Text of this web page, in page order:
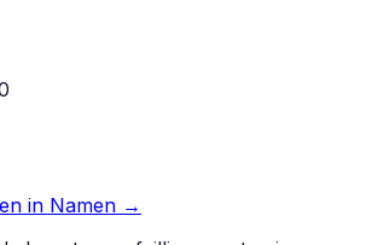
in Namen →